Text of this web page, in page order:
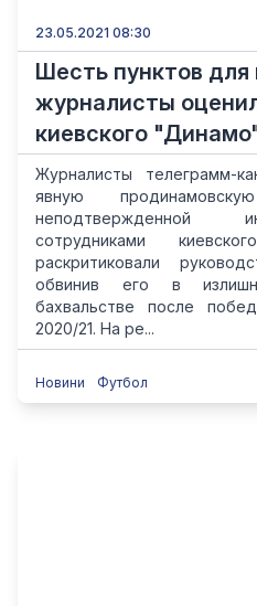
23.05.2021 08:30
Шесть пунктов для
журналисты
киевского
Журналисты телеграмм-
явную
неподтвержденной
сотрудниками
раскритиковали
обвинив его в
бахвальстве после
2020/21. На ре...
Новини Футбол